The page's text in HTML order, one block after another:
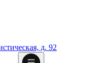
д. 92